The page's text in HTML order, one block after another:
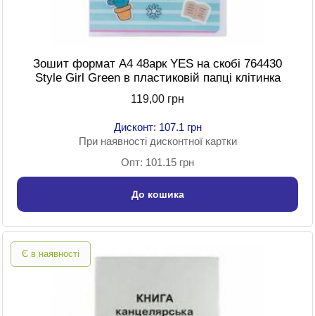
Зошит формат A4 48арк YES на скобі 764430
Style Girl Green в пластиковій папці клітинка
119,00 грн
Дисконт: 107.1 грн
При наявності дисконтної картки
Опт: 101.15 грн
До кошика
Є в наявності